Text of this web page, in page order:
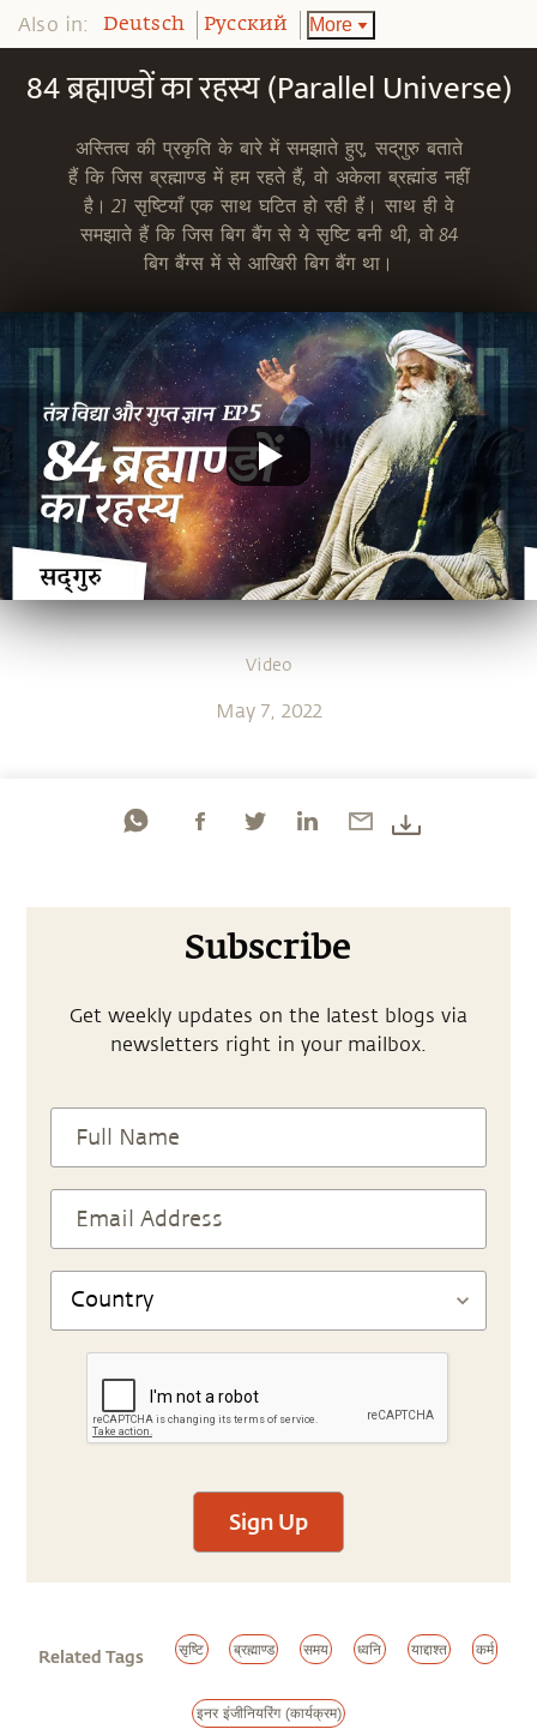
Also in: Deutsch Pусский More
84 ब्रह्माण्डों का रहस्य (Parallel Universe)
अस्तित्व की प्रकृति के बारे में समझाते हुए, सद्‌गुरु बताते
हैं कि जिस ब्रह्माण्ड में हम रहते हैं, वो अकेला ब्रह्मांड नहीं
है। 21 सृष्टियाँ एक साथ घटित हो रही हैं। साथ ही वे
समझाते हैं कि जिस बिग बैंग से ये सृष्टि बनी थी, वो 84
बिग बैंग्स में से आखिरी बिग बैंग था।
Video
May 7, 2022
Subscribe
Get weekly updates on the latest blogs via
newsletters right in your mailbox.
Sign Up
Related Tags सृष्टि ब्रह्माण्ड समय ध्वनि याद्दाश्त कर्म
इनर इंजीनियरिंग (कार्यक्रम)